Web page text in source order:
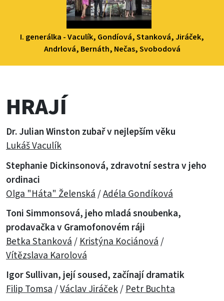
I. generálka - Vaculík, Gondíová, Stanková, Jiráček,
Andrlová, Bernáth, Nečas, Svobodová
HRAJÍ
Dr. Julian Winston zubař v nejlepším věku
Lukáš Vaculík
Stephanie Dickinsonová, zdravotní sestra v jeho
ordinaci
Olga "Háta" Želenská /Adéla Gondíková
Toni Simmonsová, jeho mladá snoubenka,
prodavačka v Gramofonovém ráji
Betka Stanková/Kristýna Kociánová/
Vítězslava Karolová
Igor Sullivan, její soused, začínají dramatik
Filip Tomsa/Václav Jiráček/Petr Buchta